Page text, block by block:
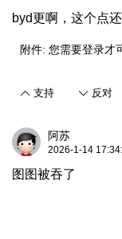
byd更啊，这个点
附件: 您需要登录才
支持 反对
阿苏
2026-1-14
图图被吞了